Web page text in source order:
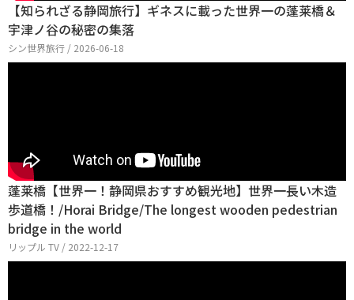
【知られざる静岡旅行】ギネスに載った世界一の蓬莱橋＆
宇津ノ谷の秘密の集落
シン世界旅行 / 2026-06-18
蓬莱橋【世界一！静岡県おすすめ観光地】世界一長い木造
歩道橋！/Horai Bridge/The longest wooden pedestrian
bridge in the world
リップル TV / 2022-12-17